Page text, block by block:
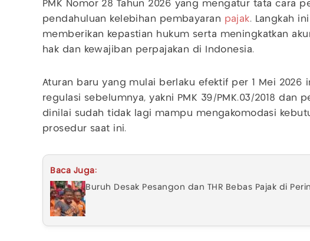
PMK Nomor 28 Tahun 2026 yang mengatur tata cara
pendahuluan kelebihan pembayaran pajak. Langkah
memberikan kepastian hukum serta meningkatkan
hak dan kewajiban perpajakan di Indonesia.
Aturan baru yang mulai berlaku efektif per 1 Mei 2026
regulasi sebelumnya, yakni PMK 39/PMK.03/2018 dan
dinilai sudah tidak lagi mampu mengakomodasi
prosedur saat ini.
Baca Juga:
Buruh Desak Pesangon dan THR Bebas Pajak di